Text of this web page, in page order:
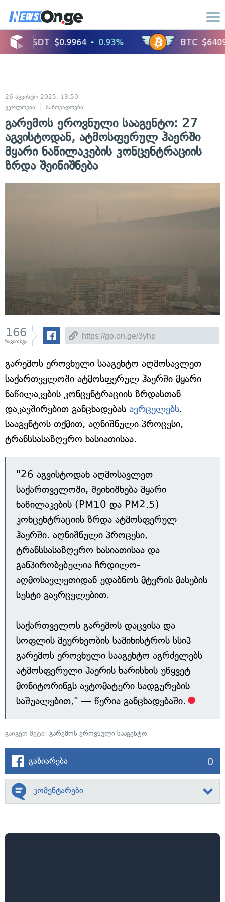
26 აგვისტო 2025, 13:50
ეკოლოგია
საზოგადოება
გარემოს ეროვნული სააგენტო: 27
აგვისტოდან, ატმოსფერულ ჰაერში
მყარი ნაწილაკების კონცენტრაციის
ზრდა შეინიშნება
166
წაკითხვა
გარემოს ეროვნული სააგენტო აღმოსავლეთ
საქართველოში ატმოსფერულ ჰაერში მყარი
ნაწილაკების კონცენტრაციის ზრდასთან
დაკავშირებით განცხადებას ავრცელებს.
სააგენტოს თქმით, აღნიშნული პროცესი,
ტრანსსასაზღვრო ხასიათისაა.
"26 აგვისტოდან აღმოსავლეთ
საქართველოში, შეინიშნება მყარი
ნაწილაკების (PM10 და PM2.5)
კონცენტრაციის ზრდა ატმოსფერულ
ჰაერში. აღნიშნული პროცესი,
ტრანსსასაზღვრო ხასიათისაა და
განპირობებულია ჩრდილო-
აღმოსავლეთიდან უდაბნოს მტვრის მასების
სუსტი გავრცელებით.
საქართველოს გარემოს დაცვისა და
სოფლის მეურნეობის სამინისტროს სსიპ
გარემოს ეროვნული სააგენტო აგრძელებს
ატმოსფერული ჰაერის ხარისხის უწყვეტ
მონიტორინგს ავტომატური სადგურების
საშუალებით," — წერია განცხადებაში.
გაიგეთ მეტი: გარემოს ეროვნული სააგენტო
გაზიარება 0
კომენტარები